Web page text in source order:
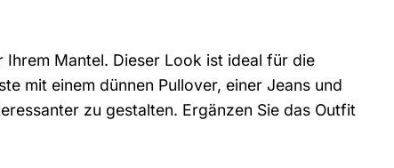
Mantel. Dieser Look ist ideal für die
mit einem dünnen Pullover, einer Jeans und
zu gestalten. Ergänzen Sie das Outfit